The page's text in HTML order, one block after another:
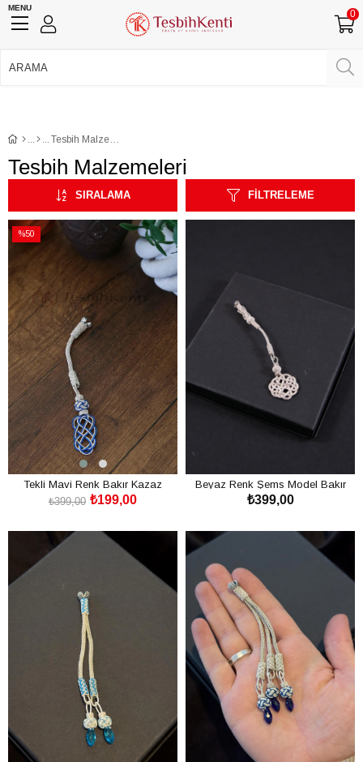
MENU
0
Tesbih Malzemeleri
Tesbih Malzemeleri
FILTRELEME
SIRALAMA
%50
İndirim
%50İndirim
Tekli Mavi Renk Bakır Kazaz
Tesbih Püskülü
₺199,00
₺399,00
Beyaz Renk Şems Model Bakır
Kazaz Püskül
₺399,00